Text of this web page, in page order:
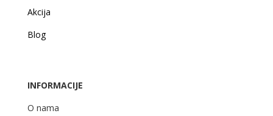
Akcija
Blog
INFORMACIJE
O nama